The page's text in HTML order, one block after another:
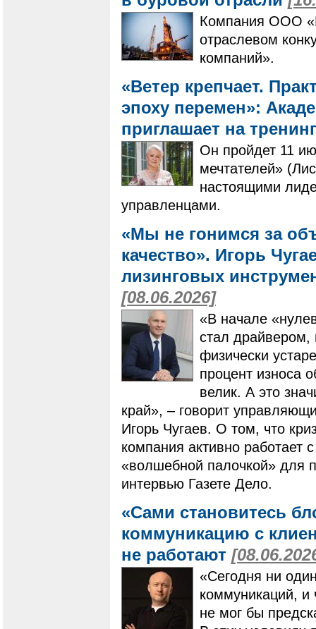
Компания ООО
отраслевом
компаний».
«Ветер крепчает.
эпоху перемен»:
приглашает на
Он пройдет 11
мечтателей»
настоящими
управленцами.
«Мы не гонимся за
качество». Игорь
лизинговых
[08.06.2026]
«В начале
стал
физически
процент износа
велик. А это
край», – говорит
Игорь Чугаев. О том, что
компания активно работает
«волшебной палочкой» для
интервью Газете Дело.
«Сами становитесь
коммуникацию с
не работают
«Сегодня ни
коммуникаций, и
не мог бы